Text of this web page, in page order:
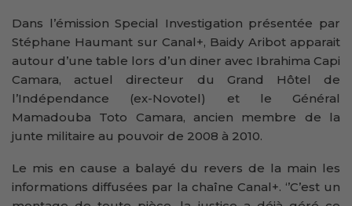
Dans l’émission Special Investigation présentée par
Stéphane Haumant sur Canal+, Baidy Aribot apparait
autour d’une table lors d’un diner avec Ibrahima Capi
Camara, actuel directeur du Grand Hôtel de
l’Indépendance (ex-Novotel) et le Général
Mamadouba Toto Camara, ancien membre de la
junte militaire au pouvoir de 2008 à 2010.
Le mis en cause a balayé du revers de la main les
informations diffusées par la chaîne Canal+. ‘’C’est un